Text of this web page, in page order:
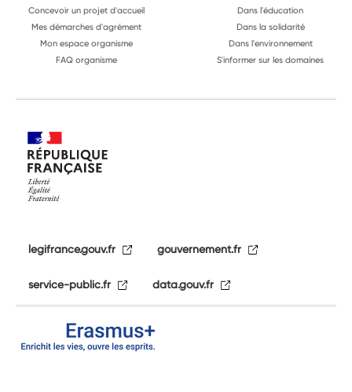
Concevoir un projet d'accueil
Mes démarches d'agrément
Mon espace organisme
FAQ organisme
Dans l'éducation
Dans la solidarité
Dans l'environnement
S'informer sur les domaines
legifrance.gouv.fr gouvernement.fr
service-public.fr data.gouv.fr